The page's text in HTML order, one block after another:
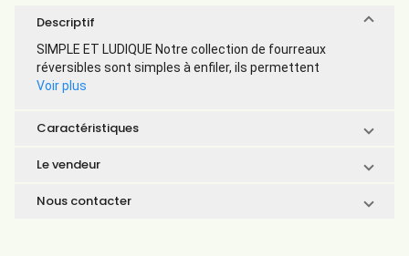
Descriptif
SIMPLE ET LUDIQUE Notre collection de fourreaux
réversibles sont simples à enfiler, ils permettent
Voir plus
Caractéristiques
Le vendeur
Nous contacter